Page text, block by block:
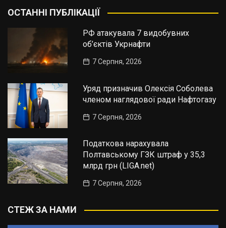
ОСТАННІ ПУБЛІКАЦІЇ
РФ атакувала 7 видобувних
об’єктів Укрнафти
7 Серпня, 2026
Уряд призначив Олексія Соболева
членом наглядової ради Нафтогазу
7 Серпня, 2026
Податкова нарахувала
Полтавському ГЗК штраф у 35,3
млрд грн (LIGA.net)
7 Серпня, 2026
СТЕЖ ЗА НАМИ